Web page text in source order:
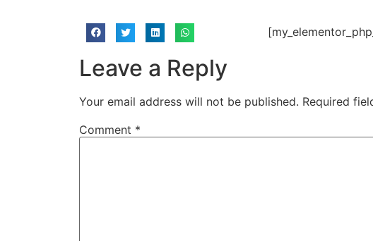
Leave a Reply
Your email address will not be published. Required
Comment *